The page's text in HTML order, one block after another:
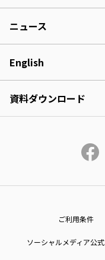
ニュース
English
資料ダウンロード
ご利用条件
ソーシャルメディア公